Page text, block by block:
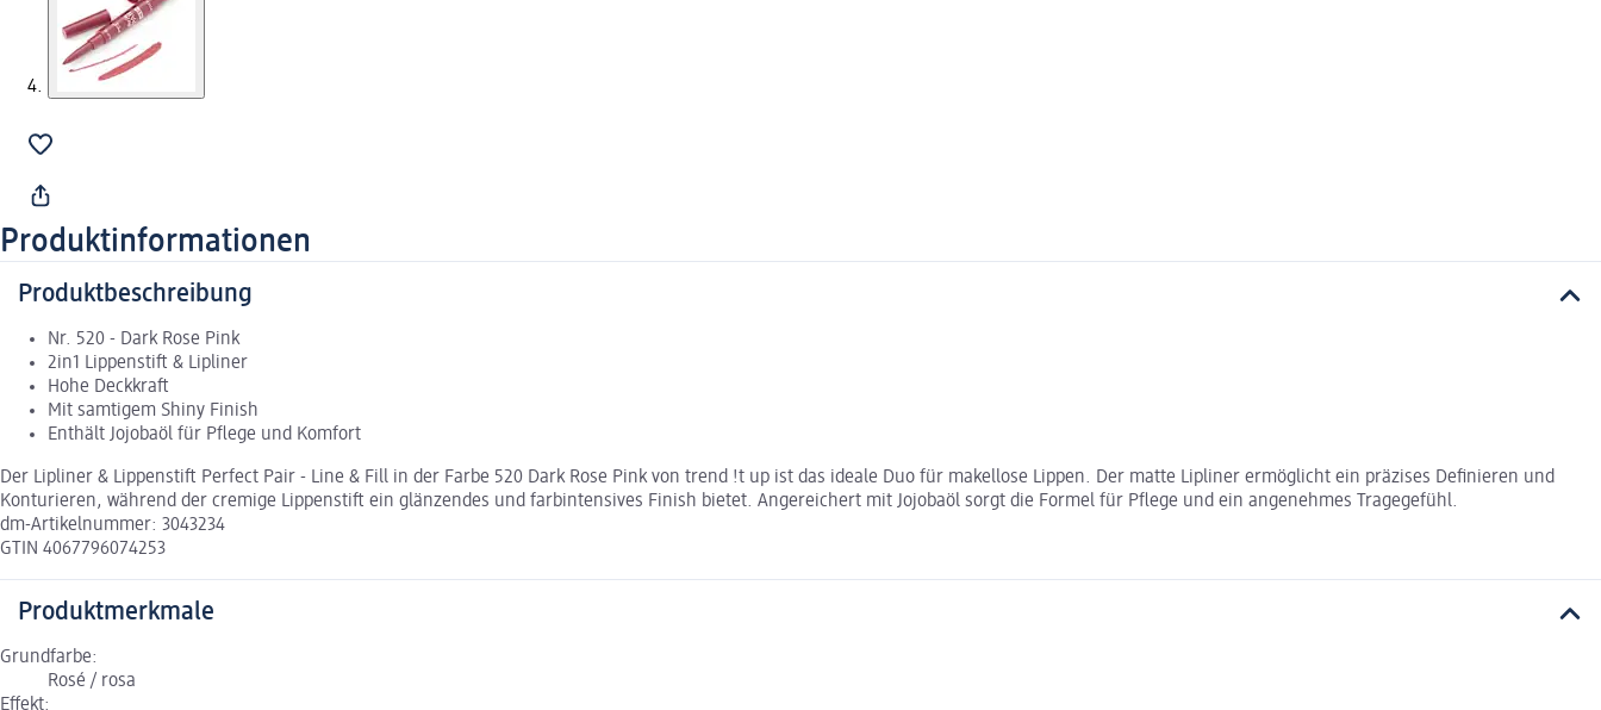
Produktinformationen
Produktbeschreibung
Nr. 520 - Dark Rose Pink
2in1 Lippenstift & Lipliner
Hohe Deckkraft
Mit samtigem Shiny Finish
Enthält Jojobaöl für Pflege und Komfort
Der Lipliner & Lippenstift Perfect Pair - Line & Fill in der Farbe 520 Dark Rose Pink von trend !t up ist das ideale Duo für makellose Lippen. Der matte Lipliner ermöglicht ein präzises Definieren und
Konturieren, während der cremige Lippenstift ein glänzendes und farbintensives Finish bietet. Angereichert mit Jojobaöl sorgt die Formel für Pflege und ein angenehmes Tragegefühl.
dm-Artikelnummer: 3043234
GTIN 4067796074253
Produktmerkmale
Grundfarbe:
Rosé / rosa
Effekt: